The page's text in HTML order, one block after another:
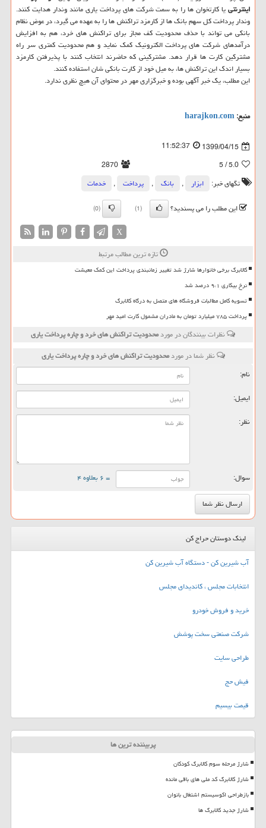
اینترنتییا کارتخوان ها را به سمت شرکت های پرداخت یاری مانند وندار هدایت کنند.
وندار پرداخت کل سهم بانک ها از کارمزد تراکنش ها را به عهده می گیرد، در عوض نظام
بانکی می تواند با حذف محدودیت کف مجاز برای تراکنش های خرد، هم به افزایش
درآمدهای شرکت های پرداخت الکترونیک کمک نماید و هم محدودیت کمتری سر راه
مشترکین کارت ها قرار دهد. مشترکینی که حاضرند انتخاب کنند با پذیرفتن کارمزد
بسیار اندک این تراکنش ها، به میل خود از کارت بانکی شان استفاده کنند.
این مطلب، یک خبر آگهی بوده و خبرگزاری مهر در محتوای آن هیچ نظری ندارد.
منبع:harajkon.com
1399/04/15
11:52:37
5.0
/ 5
2870
تگهای خبر:
ابزار , بانك , پرداخت ,
خدمات
این مطلب را می پسندید؟
(1)
(0)
X
تازه ترین مطالب مرتبط
کالابرگ برخی خانوارها شارژ شد تغییر زمانبندی پرداخت این کمک معیشت
نرخ بیکاری ۹،۱ درصد شد
تسویه کامل مطالبات فروشگاه های متصل به درگاه کالابرگ
پرداخت ۷۸۵ میلیارد تومان به مادران مشمول کارت امید مهر
نظرات بینندگان در موردمحدودیت تراكنش های خرد و چاره پرداخت یاری
نظر شما در موردمحدودیت تراكنش های خرد و چاره پرداخت یاری
نام:
ایمیل:
نظر:
سوال: = ۶ بعلاوه ۴
لینک دوستان حراج کن
آب شیرین کن - دستگاه آب شیرین کن
انتخابات مجلس ، کاندیدای مجلس
خرید و فروش خودرو
شرکت صنعتی سخت پوشش
طراحی سایت
فیش حج
قیمت بیسیم
پربیننده ترین ها
شارژ مرحله سوم کالابرگ کودکان
شارژ کالابرگ کد ملی های باقی مانده
بازطراحی اکوسیستم اشتغال بانوان
شارژ جدید کالابرگ ها